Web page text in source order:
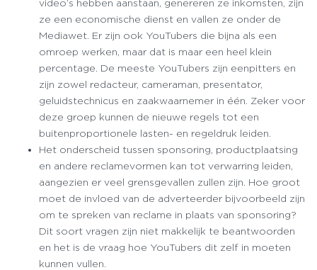
video’s hebben aanstaan, genereren ze inkomsten, zijn
ze een economische dienst en vallen ze onder de
Mediawet. Er zijn ook YouTubers die bijna als een
omroep werken, maar dat is maar een heel klein
percentage. De meeste YouTubers zijn eenpitters en
zijn zowel redacteur, cameraman, presentator,
geluidstechnicus en zaakwaarnemer in één. Zeker voor
deze groep kunnen de nieuwe regels tot een
buitenproportionele lasten- en regeldruk leiden.
Het onderscheid tussen sponsoring, productplaatsing
en andere reclamevormen kan tot verwarring leiden,
aangezien er veel grensgevallen zullen zijn. Hoe groot
moet de invloed van de adverteerder bijvoorbeeld zijn
om te spreken van reclame in plaats van sponsoring?
Dit soort vragen zijn niet makkelijk te beantwoorden
en het is de vraag hoe YouTubers dit zelf in moeten
kunnen vullen.